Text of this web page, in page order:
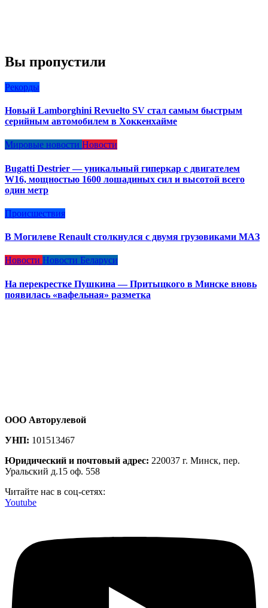
Вы пропустили
Рекорды
Новый Lamborghini Revuelto SV стал самым быстрым
серийным автомобилем в Хоккенхайме
Мировые новости Новости
Bugatti Destrier — уникальный гиперкар с двигателем
W16, мощностью 1600 лошадиных сил и высотой всего
один метр
Происшествия
В Могилеве Renault столкнулся с двумя грузовиками МАЗ
Новости Новости Беларуси
На перекрестке Пушкина — Притыцкого в Минске вновь
появилась «вафельная» разметка
ООО Авторулевой
УНП: 101513467
Юридический и почтовый адрес: 220037 г. Минск, пер.
Уральский д.15 оф. 558
Читайте нас в соц-сетях:
Youtube